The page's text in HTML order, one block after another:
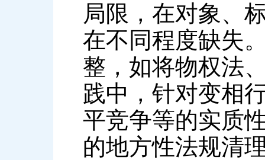
局限，在对象、
在不同程度缺失
整，如将物权法
践中，针对变相
平竞争等的实质
的地方性法规清